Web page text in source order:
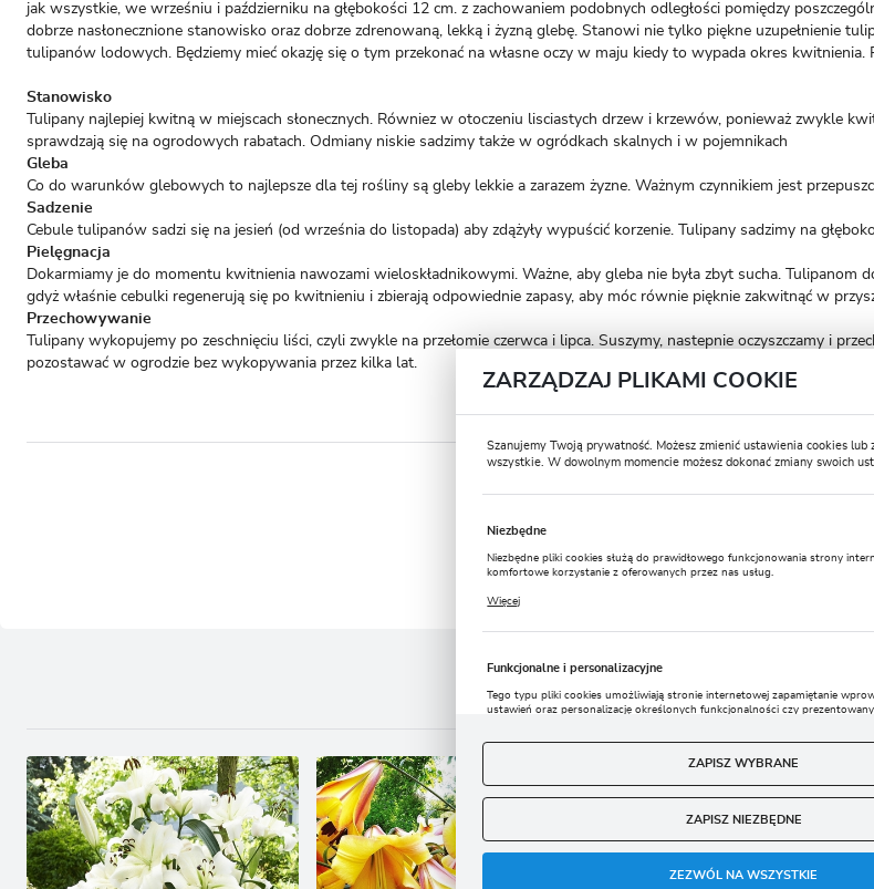
jak wszystkie, we wrześniu i październiku na głębokości 12 cm. z zachowaniem podobnych odległości pomiędzy
dobrze nasłonecznione stanowisko oraz dobrze zdrenowaną, lekką i żyzną glebę. Stanowi nie tylko piękne uzupełnienie
tulipanów lodowych. Będziemy mieć okazję się o tym przekonać na własne oczy w maju kiedy to wypada okres kwitnienia.
Stanowisko
Tulipany najlepiej kwitną w miejscach słonecznych. Równiez w otoczeniu lisciastych drzew i krzewów, ponieważ zwykle
sprawdzają się na ogrodowych rabatach. Odmiany niskie sadzimy także w ogródkach skalnych i w pojemnikach
Gleba
Co do warunków glebowych to najlepsze dla tej rośliny są gleby lekkie a zarazem żyzne. Ważnym czynnikiem jest
Sadzenie
Cebule tulipanów sadzi się na jesień (od września do listopada) aby zdążyły wypuścić korzenie. Tulipany sadzimy na
Pielęgnacja
Dokarmiamy je do momentu kwitnienia nawozami wieloskładnikowymi. Ważne, aby gleba nie była zbyt sucha. Tulipanom
gdyż właśnie cebulki regenerują się po kwitnieniu i zbierają odpowiednie zapasy, aby móc równie pięknie zakwitnąć w
Przechowywanie
Tulipany wykopujemy po zeschnięciu liści, czyli zwykle na przełomie czerwca i lipca. Suszymy, nastepnie oczyszczamy i
pozostawać w ogrodzie bez wykopywania przez kilka lat.
OPINIE O
DODAJ OPINIĘ
MOŻESZ LUBIĆ
ZARZĄDZAJ PLIKAMI COOKIE
Szanujemy Twoją prywatność. Możesz zmienić ustawienia cookies lub
wszystkie. W dowolnym momencie możesz dokonać zmiany swoich
Niezbędne
Niezbędne pliki cookies służą do prawidłowego funkcjonowania strony
komfortowe korzystanie z oferowanych przez nas usług.
ustawień preferencji prywatności, logowania czy wypełniania formularzy.
Więcej
Funkcjonalne i personalizacyjne
Tego typu pliki cookies umożliwiają stronie internetowej zapamiętanie
ustawień oraz personalizację określonych funkcjonalności czy
strony poprzez dopasowanie jej do Twoich indywidualnych preferencji.
funkcjonalne i personalizacyjne pliki cookies gwarantuje dostępność
Cookies analityczne pozwalają na uzyskanie informacji w zakresie
internetowej, miejsca oraz częstotliwości, z jaką odwiedzane są nasze
nam na ocenę naszych serwisów internetowych pod względem ich
ZAPISZ WYBRANE
ZAPISZ NIEZBĘDNE
ZEZWÓL NA WSZYSTKIE
Polska
Waluta
Polski złoty (PLN)